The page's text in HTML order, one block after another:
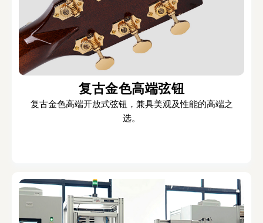
复古金色高端弦钮
复古金色高端开放式弦钮，兼具美观及性能的高端之
选。